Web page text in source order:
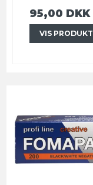
95,00 DKK
VIS PRODUKT